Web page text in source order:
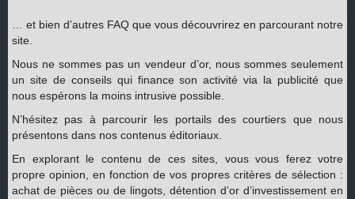
… et bien d’autres FAQ que vous découvrirez en parcourant notre
site.
Nous ne sommes pas un vendeur d’or, nous sommes seulement
un site de conseils qui finance son activité via la publicité que
nous espérons la moins intrusive possible.
N’hésitez pas à parcourir les portails des courtiers que nous
présentons dans nos contenus éditoriaux.
En explorant le contenu de ces sites, vous vous ferez votre
propre opinion, en fonction de vos propres critères de sélection :
achat de pièces ou de lingots, détention d’or d’investissement en